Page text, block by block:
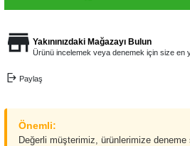
Yakınınızdaki Mağazayı Bulun
Ürünü incelemek veya denemek için size en
Paylaş
Önemli:
Değerli müşterimiz, ürünlerimize deneme